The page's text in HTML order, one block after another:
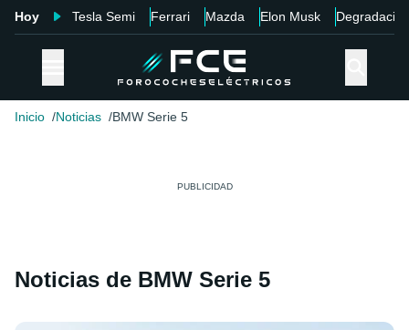
Hoy Tesla Semi Ferrari Mazda Elon Musk Degradación
Inicio Noticias BMW Serie 5
Noticias de BMW Serie 5